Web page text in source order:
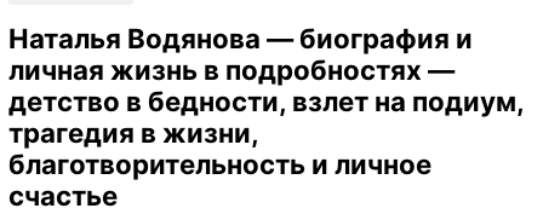
Наталья Водянова — биография и
личная жизнь в подробностях —
детство в бедности, взлет на подиум,
трагедия в жизни,
благотворительность и личное
счастье